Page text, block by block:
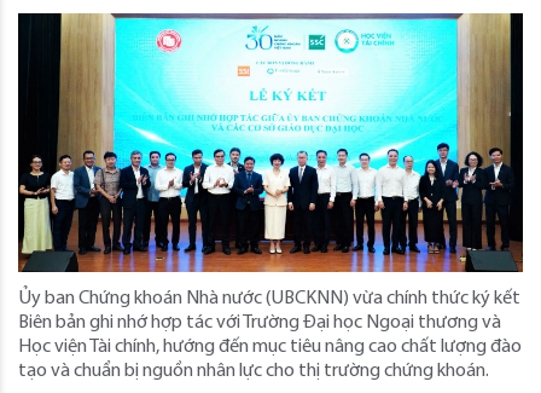
Ủy ban Chứng khoán Nhà nước (UBCKNN) vừa chính thức ký kết
Biên bản ghi nhớ hợp tác với Trường Đại học Ngoại thương và
Học viện Tài chính, hướng đến mục tiêu nâng cao chất lượng đào
tạo và chuẩn bị nguồn nhân lực cho thị trường chứng khoán.